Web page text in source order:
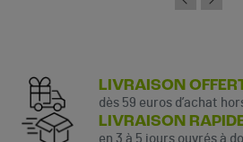
LIVRAISON
dès 59 euros d’achat
LIVRAISON
en 3 à 5 jours ouvrés à